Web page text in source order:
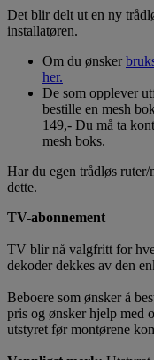
Det blir delt ut en ny
installatøren.
Om du ønsker
her.
De som opplever
bestille en mesh
149,- Du må ta
mesh boks.
Har du egen trådløs ruter/
dette.
TV-abonnement
TV blir nå valgfritt for
dekoder dekkes av den
Beboere som ønsker å
pris og ønsker hjelp med
utstyret før montørene